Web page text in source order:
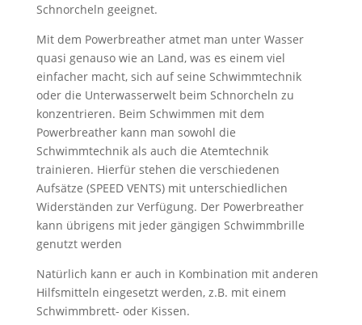
Schnorcheln geeignet.
Mit dem Powerbreather atmet man unter Wasser
quasi genauso wie an Land, was es einem viel
einfacher macht, sich auf seine Schwimmtechnik
oder die Unterwasserwelt beim Schnorcheln zu
konzentrieren. Beim Schwimmen mit dem
Powerbreather kann man sowohl die
Schwimmtechnik als auch die Atemtechnik
trainieren. Hierfür stehen die verschiedenen
Aufsätze (SPEED VENTS) mit unterschiedlichen
Widerständen zur Verfügung. Der Powerbreather
kann übrigens mit jeder gängigen Schwimmbrille
genutzt werden
Natürlich kann er auch in Kombination mit anderen
Hilfsmitteln eingesetzt werden, z.B. mit einem
Schwimmbrett- oder Kissen.